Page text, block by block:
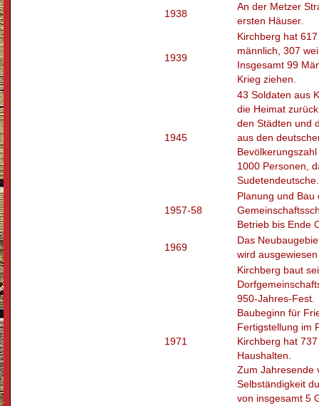
1938
An der Metzer
ersten Häuser.
1939
Kirchberg hat
männlich, 307
Insgesamt 99
Krieg ziehen.
1945
43 Soldaten aus
die Heimat
den Städten und
aus den
1000 Personen,
Sudetendeutsche.
1957-58
Planung und Bau
Betrieb bis Ende
1969
Das
wird
1971
Kirchberg baut
950-Jahres-Fest.
Baubeginn für
Fertigstellung im
Kirchberg hat
Haushalten.
Zum Jahresende
Selbständigkeit
von insgesamt 5